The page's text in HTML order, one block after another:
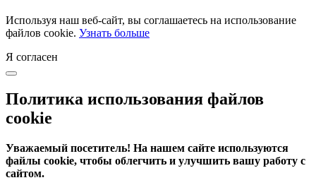
Используя наш веб-сайт, вы соглашаетесь на использование
файлов cookie. Узнать больше
Я согласен
Политика использования файлов
cookie
Уважаемый посетитель! На нашем сайте используются
файлы cookie, чтобы облегчить и улучшить вашу работу с
сайтом.